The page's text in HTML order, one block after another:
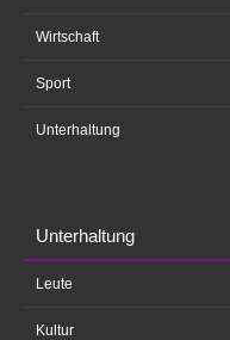
Wirtschaft
Sport
Unterhaltung
Unterhaltung
Leute
Kultur